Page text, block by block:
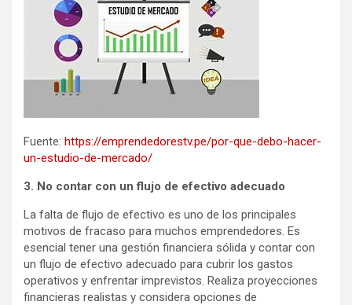
Fuente: https://emprendedorestv.pe/por-que-debo-hacer-
un-estudio-de-mercado/
3. No contar con un flujo de efectivo adecuado
La falta de flujo de efectivo es uno de los principales
motivos de fracaso para muchos emprendedores. Es
esencial tener una gestión financiera sólida y contar con
un flujo de efectivo adecuado para cubrir los gastos
operativos y enfrentar imprevistos. Realiza proyecciones
financieras realistas y considera opciones de